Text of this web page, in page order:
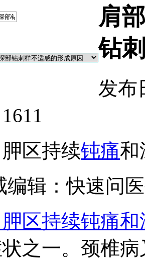
肩
钻
发布
1611
区持续钝痛和
编辑：快速问
区持续钝痛
之一。颈椎